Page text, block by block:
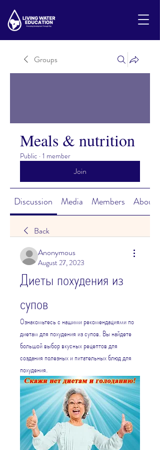
Groups
Meals & nutrition
Public · 1 member
Join
Discussion Media Members About
Back
Anonymous
August 27, 2023
Диеты похудения из
супов
Ознакомьтесь с нашими рекомендациями по
диетам для похудения из супов. Вы найдете
большой выбор вкусных рецептов для
создания полезных и питательных блюд для
похудения.